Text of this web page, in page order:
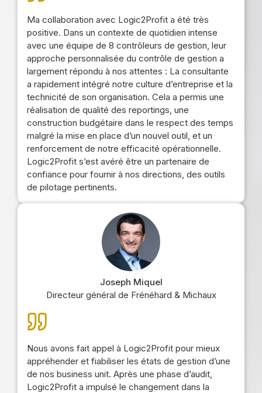
Ma collaboration avec Logic2Profit a été très
positive. Dans un contexte de quotidien intense
avec une équipe de 8 contrôleurs de gestion, leur
approche personnalisée du contrôle de gestion a
largement répondu à nos attentes : La consultante
a rapidement intégré notre culture d’entreprise et la
technicité de son organisation. Cela a permis une
réalisation de qualité des reportings, une
construction budgétaire dans le respect des temps
malgré la mise en place d’un nouvel outil, et un
renforcement de notre efficacité opérationnelle.
Logic2Profit s’est avéré être un partenaire de
confiance pour fournir à nos directions, des outils
de pilotage pertinents.
Joseph Miquel
Directeur général de Frénéhard & Michaux
Nous avons fait appel à Logic2Profit pour mieux
appréhender et fiabiliser les états de gestion d’une
de nos business unit. Après une phase d’audit,
Logic2Profit a impulsé le changement dans la